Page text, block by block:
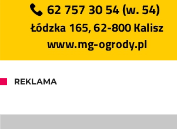
REKLAMA